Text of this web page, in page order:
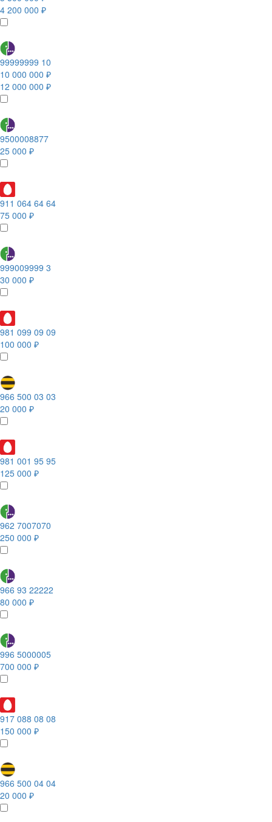
4 200 000 ₽
99999999 10
10 000 000 ₽
12 000 000 ₽
9500008877
25 000 ₽
911 064 64 64
75 000 ₽
999009999 3
30 000 ₽
981 099 09 09
100 000 ₽
966 500 03 03
20 000 ₽
981 001 95 95
125 000 ₽
962 7007070
250 000 ₽
966 93 22222
80 000 ₽
996 5000005
700 000 ₽
917 088 08 08
150 000 ₽
966 500 04 04
20 000 ₽